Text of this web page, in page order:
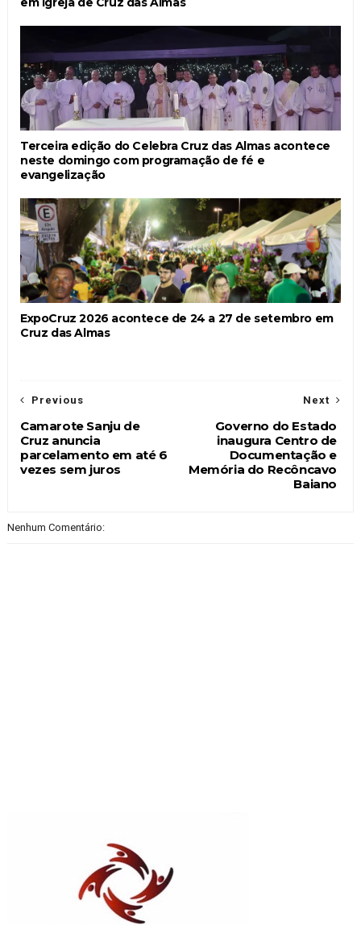
Terceira edição do Celebra Cruz das Almas acontece
neste domingo com programação de fé e
evangelização
ExpoCruz 2026 acontece de 24 a 27 de setembro em
Cruz das Almas
Next
Governo do Estado
inaugura Centro de
Documentação e
Memória do Recôncavo
Baiano
Previous
Camarote Sanju de
Cruz anuncia
parcelamento em até 6
vezes sem juros
Nenhum Comentário: